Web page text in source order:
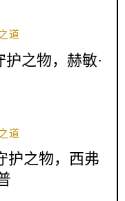
道
之物，赫敏·
道
护之物，西弗